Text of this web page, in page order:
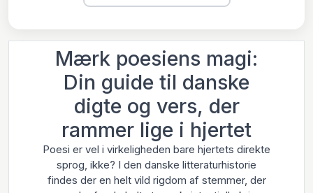
Mærk poesiens magi:
Din guide til danske
digte og vers, der
rammer lige i hjertet
Poesi er vel i virkeligheden bare hjertets direkte
sprog, ikke? I den danske litteraturhistorie
findes der en helt vild rigdom af stemmer, der